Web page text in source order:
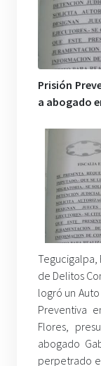
Prisión
a abogado
Tegucigalpa,
de Delitos
logró un
Preventiva
Flores,
abogado
perpetrado